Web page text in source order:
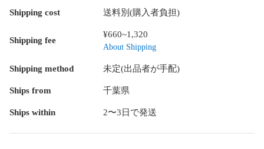
商品には値札ラベルや管理シール、海外出荷向け、国内輸入
に伴うシールが貼りついている場合もございます。
未開封(メーカー検品によるテープの多重貼りを含む)商品の内
作確認済で、動作不良がある場合は商品状態に表記をしてお
ります。電化製品や精密機器に関しては動作確認は行ってお
りません。
Shipping cost 送料別(購入者負担)
Shipping fee
¥660~1,320
About Shipping
Shipping method 未定(出品者が手配)
Ships from 千葉県
Ships within 2〜3日で発送